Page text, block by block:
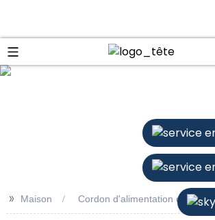
>> Maison Cordon d'alimentation du